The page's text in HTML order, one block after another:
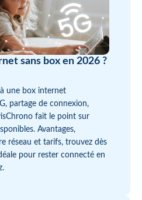
sans box en 2026 ?
une box internet
partage de connexion,
fait le point sur
Avantages,
réseau et tarifs, trouvez dès
pour rester connecté en